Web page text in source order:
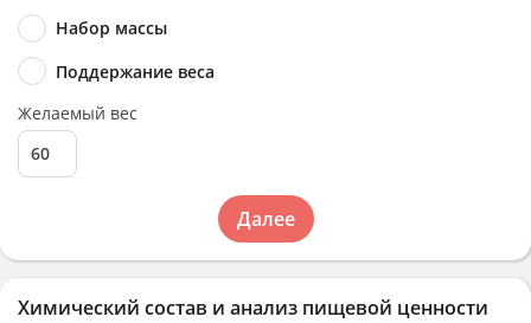
Химический состав и анализ пищевой ценности
Набор массы
Поддержание веса
Желаемый вес
Далее